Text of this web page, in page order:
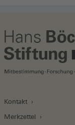
Kontakt
Merkzettel